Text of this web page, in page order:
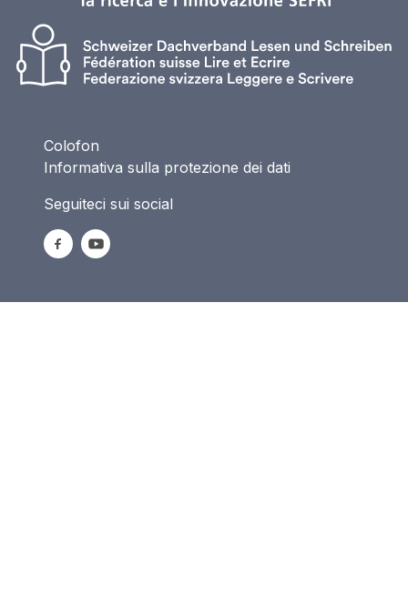
Colofon
Informativa sulla protezione dei dati
Seguiteci sui social